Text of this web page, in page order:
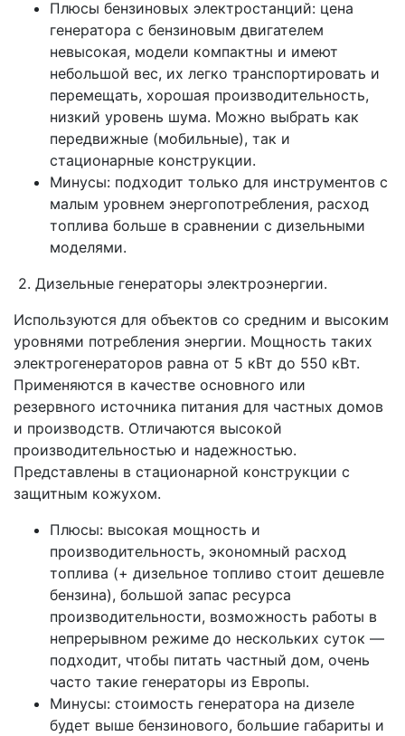
Плюсы бензиновых электростанций: цена
генератора с бензиновым двигателем
невысокая, модели компактны и имеют
небольшой вес, их легко транспортировать и
перемещать, хорошая производительность,
низкий уровень шума. Можно выбрать как
передвижные (мобильные), так и
стационарные конструкции.
Минусы: подходит только для инструментов с
малым уровнем энергопотребления, расход
топлива больше в сравнении с дизельными
моделями.
2. Дизельные генераторы электроэнергии.
Используются для объектов со средним и высоким
уровнями потребления энергии. Мощность таких
электрогенераторов равна от 5 кВт до 550 кВт.
Применяются в качестве основного или
резервного источника питания для частных домов
и производств. Отличаются высокой
производительностью и надежностью.
Представлены в стационарной конструкции с
защитным кожухом.
Плюсы: высокая мощность и
производительность, экономный расход
топлива (+ дизельное топливо стоит дешевле
бензина), большой запас ресурса
производительности, возможность работы в
непрерывном режиме до нескольких суток —
подходит, чтобы питать частный дом, очень
часто такие генераторы из Европы.
Минусы: стоимость генератора на дизеле
будет выше бензинового, большие габариты и